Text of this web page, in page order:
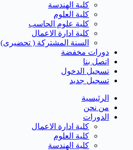
كلية الهندسة
كلية العلوم
كلية علوم الحاسب
كلية ادارة الاعمال
السنة المشتركة ( تحضيرى)
دورات مخفضة
اتصل بنا
تسجيل الدخول
تسجيل جديد
الرئيسية
من نحن
الدورات
كلية ادارة الاعمال
كلية العلوم
كلية الهندسة